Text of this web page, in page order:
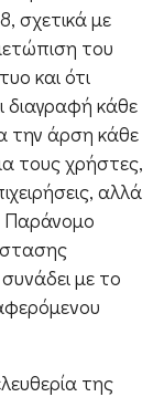
σχετικά με
του
και ότι
διαγραφή κάθε
την άρση κάθε
τους χρήστες,
αλλά
Παράνομο
με το
της